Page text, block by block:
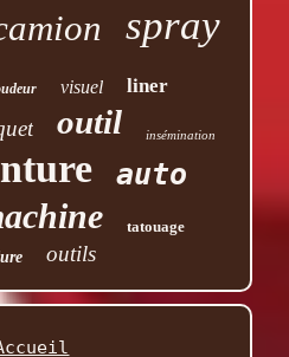
spray
visuel liner
outil insémination
auto
tatouage
outils